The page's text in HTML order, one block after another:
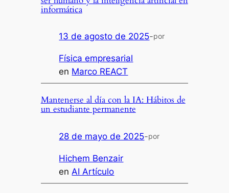
informática
13 de agosto de 2025-por
Física empresarial
en Marco REACT
Mantenerse al día con la IA: Hábitos de
un estudiante permanente
28 de mayo de 2025-por
Hichem Benzair
en AI Artículo